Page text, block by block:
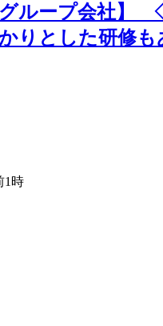
グループ会社
とした研修も
1時